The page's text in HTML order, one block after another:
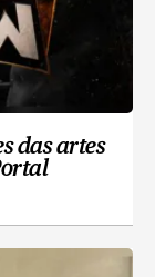
das artes